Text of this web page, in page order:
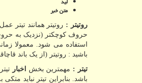
متن خبر
روتیتر : روتیتر همانند تیتر
حروف کوچکتر (نزدیک به
استفاده می شود. معمولا
باشید : روتیتر (از یک باند قاچاقچی) تیتر اصلی (200 کیلو
تیتر : مهمترین بخش اخبار
باشد. بنابراین تیتر نباید